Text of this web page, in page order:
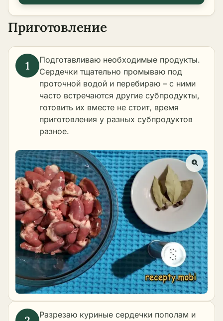
Приготовление
Подготавливаю необходимые продукты.
Сердечки тщательно промываю под
проточной водой и перебираю – с ними
часто встречаются другие субпродукты,
готовить их вместе не стоит, время
приготовления у разных субпродуктов
разное.
Разрезаю куриные сердечки пополам и